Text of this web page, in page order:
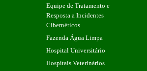
Equipe de Tratamento e
Resposta a Incidentes
Cibernéticos
Fazenda Água Limpa
Hospital Universitário
Hospitais Veterinários